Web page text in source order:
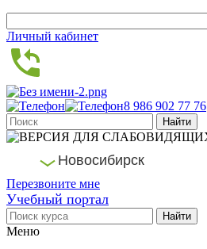
Личный кабинет
8 986 902 77 76
Новосибирск
Перезвоните мне
Учебный портал
Меню